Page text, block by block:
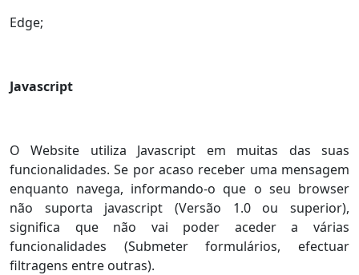
Edge;
Javascript
O Website utiliza Javascript em muitas das suas
funcionalidades. Se por acaso receber uma mensagem
enquanto navega, informando-o que o seu browser
não suporta javascript (Versão 1.0 ou superior),
significa que não vai poder aceder a várias
funcionalidades (Submeter formulários, efectuar
filtragens entre outras).